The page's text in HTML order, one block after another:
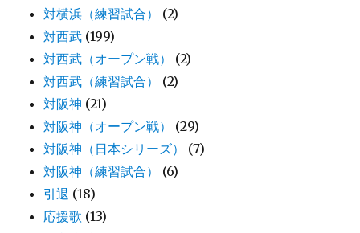
対横浜（練習試合）
(2)
対西武 (199)
対西武（オープン戦）
(2)
対西武（練習試合）
(2)
対阪神 (21)
対阪神（オープン戦）
(29)
対阪神（日本シリーズ）
(7)
対阪神（練習試合）
(6)
引退 (18)
応援歌 (13)